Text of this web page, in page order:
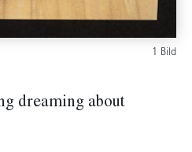
1 Bild
dreaming about